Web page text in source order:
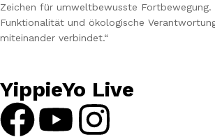
Zeichen für umweltbewusste Fortbewegung.
Funktionalität und ökologische
miteinander verbindet.“
YippieYo Live